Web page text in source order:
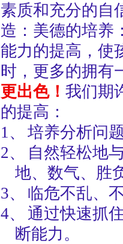
素质和充分的自
造：美德的培养
能力的提高，使
时，更多的拥有
更出色！ 我们期
的提高：
1、
培养分析问
2、
自然轻松地
地、数气、胜
3、
临危不乱、
4、
通过快速抓
断能力。